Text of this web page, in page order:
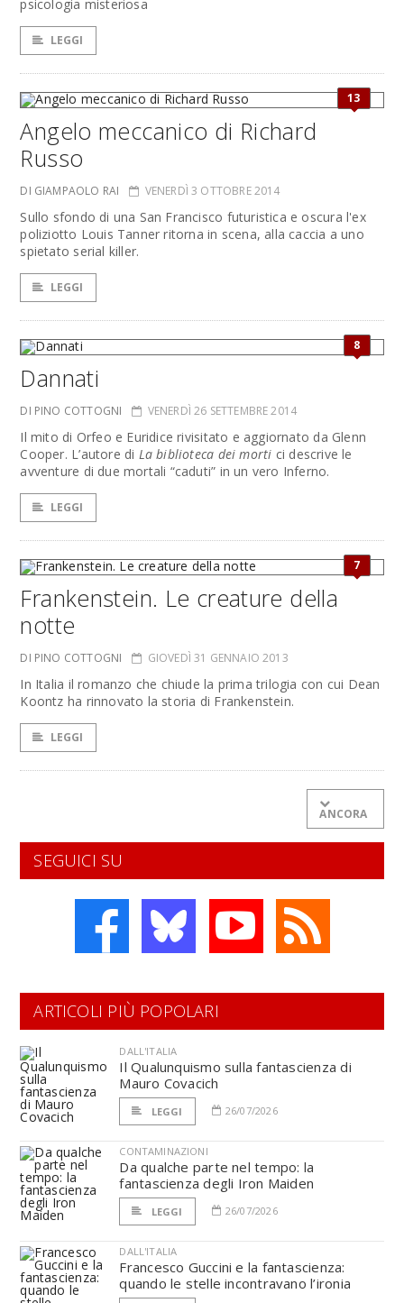
psicologia misteriosa
LEGGI
13
Angelo meccanico di Richard
Russo
DI GIAMPAOLO RAI VENERDÌ 3 OTTOBRE 2014
Sullo sfondo di una San Francisco futuristica e oscura l'ex
poliziotto Louis Tanner ritorna in scena, alla caccia a uno
spietato serial killer.
LEGGI
8
Dannati
DI PINO COTTOGNI VENERDÌ 26 SETTEMBRE 2014
Il mito di Orfeo e Euridice rivisitato e aggiornato da Glenn
Cooper. L’autore di La biblioteca dei morti ci descrive le
avventure di due mortali “caduti” in un vero Inferno.
LEGGI
7
Frankenstein. Le creature della
notte
DI PINO COTTOGNI GIOVEDÌ 31 GENNAIO 2013
In Italia il romanzo che chiude la prima trilogia con cui Dean
Koontz ha rinnovato la storia di Frankenstein.
LEGGI
ANCORA
SEGUICI SU
ARTICOLI PIÙ POPOLARI
DALL'ITALIA
Il Qualunquismo sulla fantascienza di
Mauro Covacich
LEGGI 26/07/2026
CONTAMINAZIONI
Da qualche parte nel tempo: la
fantascienza degli Iron Maiden
LEGGI 26/07/2026
DALL'ITALIA
Francesco Guccini e la fantascienza:
quando le stelle incontravano l’ironia